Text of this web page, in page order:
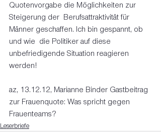
Quotenvorgabe die Möglichkeiten zur
Steigerung der  Berufsattraktivität für
Männer geschaffen. Ich bin gespannt, ob
und wie  die Politiker auf diese
unbefriedigende Situation reagieren
werden!
az, 13.12.12, Marianne Binder Gastbeitrag
zur Frauenquote: Was spricht gegen
Frauenteams?
Leserbriefe